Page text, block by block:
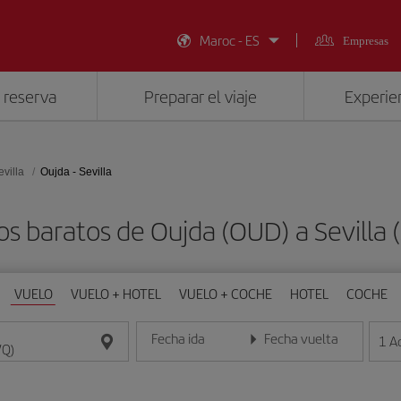
Maroc - ES Empresas
Preparar el viaje
Oujda - Sevilla
baratos de Oujda (OUD) a Sevilla
VUELO VUELO + HOTEL VUELO + COCHE HOTEL COCHE
Fecha ida
Introduce la fecha en formato día/mes/año
Fecha vuelta
Introduce la fecha en 1